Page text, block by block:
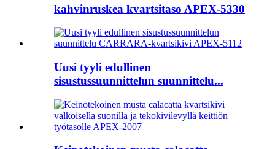
kahvinruskea kvartsitaso APEX-5330
Uusi tyyli edullinen
sisustussuunnittelun suunnittelu...